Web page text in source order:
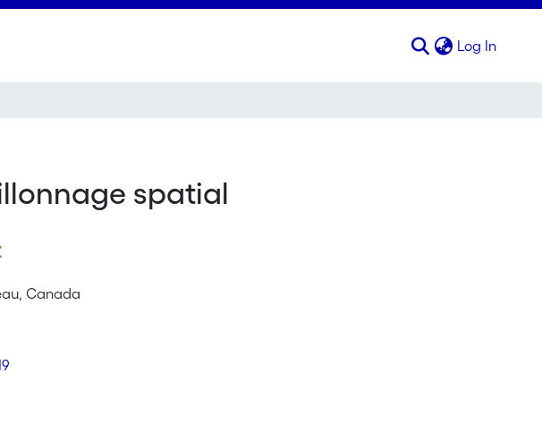
Log In
spatial
Canada